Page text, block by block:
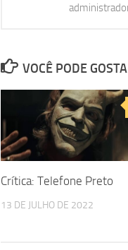
VOCÊ PODE
Crítica: Telefone Preto
13 DE JULHO DE 2022